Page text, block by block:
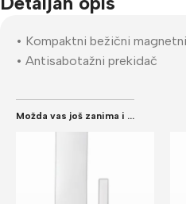
• Kompaktni bežični
• Antisabotažni prekidač
Možda vas još zanima i ...